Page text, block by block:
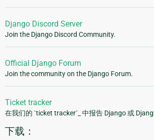
Django Discord Server
Join the Django Discord Community.
Official Django Forum
Join the community on the Django Forum.
Ticket tracker
在我们的 `ticket tracker`_ 中报告 Django 或
下载：